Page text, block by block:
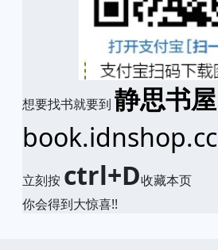
想要找书就要到 静思书屋
book.idnshop.cc
立刻按 ctrl+D收藏本页
你会得到大惊喜!!